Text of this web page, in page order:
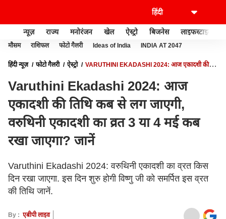
न्यूज़ राज्य मनोरंजन खेल ऐस्ट्रो बिजनेस लाइफस्टाइल
मौसम राशिफल फोटो गैलरी Ideas of India INDIA AT 2047
हिंदी न्यूज़ फोटो गैलरी ऐस्ट्रो
VARUTHINI EKADASHI 2024: आज एकादशी की
Varuthini Ekadashi 2024: आज
एकादशी की तिथि कब से लग जाएगी,
वरुथिनी एकादशी का व्रत 3 या 4 मई कब
रखा जाएगा? जानें
Varuthini Ekadashi 2024: वरुथिनी एकादशी का व्रत किस
दिन रखा जाएगा. इस दिन शुरु होगी विष्णु जी को समर्पित इस व्रत
की तिथि जानें.
By : एबीपी लाइव